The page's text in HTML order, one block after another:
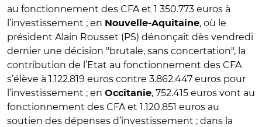
au fonctionnement des CFA et 1 350.773 euros à
l’investissement ; en Nouvelle-Aquitaine, où le
président Alain Rousset (PS) dénonçait dès vendredi
dernier une décision "brutale, sans concertation", la
contribution de l’Etat au fonctionnement des CFA
s’élève à 1.122.819 euros contre 3.862.447 euros pour
l’investissement ; en Occitanie, 752.415 euros vont au
fonctionnement des CFA et 1.120.851 euros au
soutien des dépenses d’investissement ; dans la